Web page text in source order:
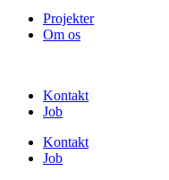
Projekter
Om os
Kontakt
Job
Kontakt
Job